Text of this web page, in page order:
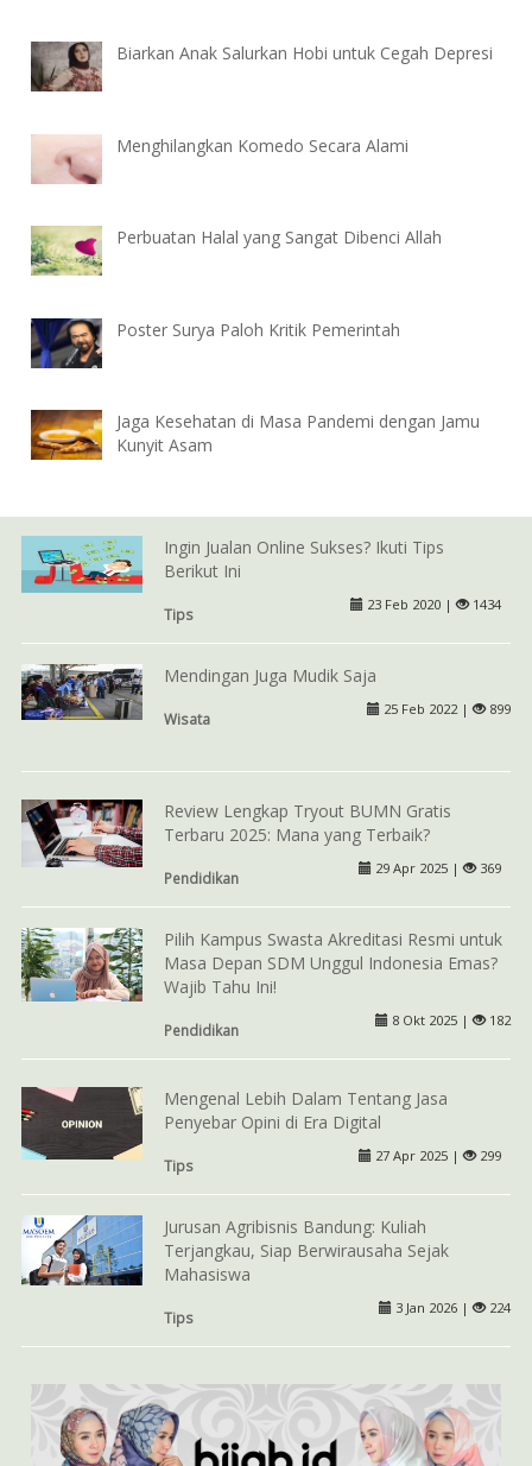
Biarkan Anak Salurkan Hobi untuk Cegah Depresi
Menghilangkan Komedo Secara Alami
Perbuatan Halal yang Sangat Dibenci Allah
Poster Surya Paloh Kritik Pemerintah
Jaga Kesehatan di Masa Pandemi dengan Jamu
Kunyit Asam
Ingin Jualan Online Sukses? Ikuti Tips
Berikut Ini
Tips
23 Feb 2020 | 1434
Mendingan Juga Mudik Saja
Wisata
25 Feb 2022 | 899
Review Lengkap Tryout BUMN Gratis
Terbaru 2025: Mana yang Terbaik?
Pendidikan
29 Apr 2025 | 369
Pilih Kampus Swasta Akreditasi Resmi untuk
Masa Depan SDM Unggul Indonesia Emas?
Wajib Tahu Ini!
Pendidikan
8 Okt 2025 | 182
Mengenal Lebih Dalam Tentang Jasa
Penyebar Opini di Era Digital
Tips
27 Apr 2025 | 299
Jurusan Agribisnis Bandung: Kuliah
Terjangkau, Siap Berwirausaha Sejak
Mahasiswa
Tips
3 Jan 2026 | 224